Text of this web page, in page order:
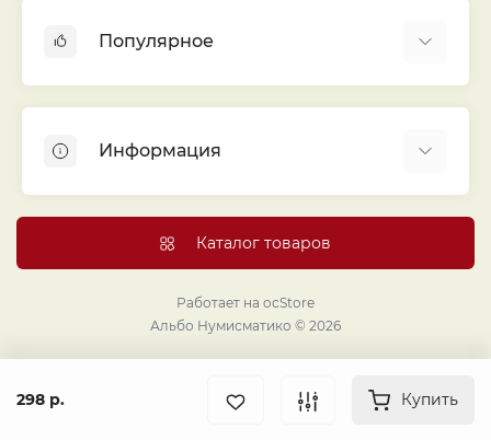
298 р. Купить
Популярное
Монеты
Банкноты
Листы для монет
Капсулы и холдеры
Проекты издательства
Информация
Договор публичной оферты
Политика конфиденциальности
Правовой раздел
Продавайте монеты и банкноты с помощью
Альбо Нумисматико.
Каталог товаров
Работает на ocStore
Альбо Нумисматико © 2026